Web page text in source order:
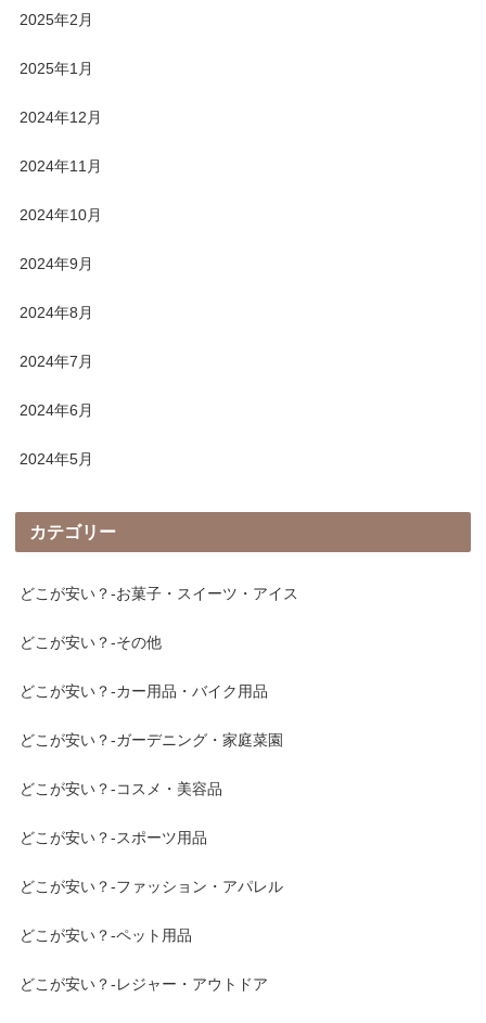
2025年2月
2025年1月
2024年12月
2024年11月
2024年10月
2024年9月
2024年8月
2024年7月
2024年6月
2024年5月
カテゴリー
どこが安い？-お菓子・スイーツ・アイス
どこが安い？-その他
どこが安い？-カー用品・バイク用品
どこが安い？-ガーデニング・家庭菜園
どこが安い？-コスメ・美容品
どこが安い？-スポーツ用品
どこが安い？-ファッション・アパレル
どこが安い？-ペット用品
どこが安い？-レジャー・アウトドア